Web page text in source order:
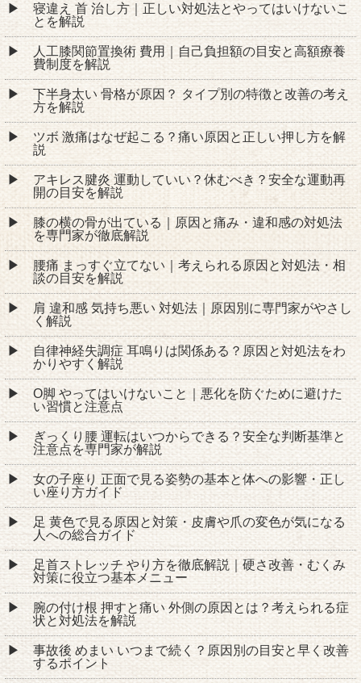
寝違え 首 治し方｜正しい対処法とやってはいけないこ
とを解説
人工膝関節置換術 費用｜自己負担額の目安と高額療養
費制度を解説
下半身太い 骨格が原因？ タイプ別の特徴と改善の考え
方を解説
ツボ 激痛はなぜ起こる？痛い原因と正しい押し方を解
説
アキレス腱炎 運動していい？休むべき？安全な運動再
開の目安を解説
膝の横の骨が出ている｜原因と痛み・違和感の対処法
を専門家が徹底解説
腰痛 まっすぐ立てない｜考えられる原因と対処法・相
談の目安を解説
肩 違和感 気持ち悪い 対処法｜原因別に専門家がやさし
く解説
自律神経失調症 耳鳴りは関係ある？原因と対処法をわ
かりやすく解説
O脚 やってはいけないこと｜悪化を防ぐために避けた
い習慣と注意点
ぎっくり腰 運転はいつからできる？安全な判断基準と
注意点を専門家が解説
女の子座り 正面で見る姿勢の基本と体への影響・正し
い座り方ガイド
足 黄色で見る原因と対策・皮膚や爪の変色が気になる
人への総合ガイド
足首ストレッチ やり方を徹底解説｜硬さ改善・むくみ
対策に役立つ基本メニュー
腕の付け根 押すと痛い 外側の原因とは？考えられる症
状と対処法を解説
事故後 めまい いつまで続く？原因別の目安と早く改善
するポイント